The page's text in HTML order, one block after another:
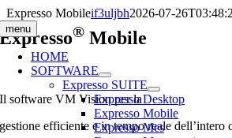
Salta
al
contenuto
menu
HOME
SOFTWARE
Expresso SUITE
Expresso Desktop
Expresso Mobile
Expresso Mes
Expresso Mobileif3uljbh2026-07-
Expresso® Mobile
Il software VM Vision per la
gestione efficiente e in tempo reale dell’intero